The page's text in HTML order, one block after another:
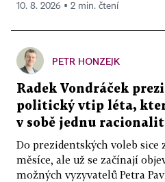
10. 8. 2026 ▪ 2 min. čtení
PETR HONZEJK
Radek Vondráček
politický vtip léta,
v sobě jednu
Do prezidentských voleb sice
měsíce, ale už se začínají
možných vyzyvatelů Petra